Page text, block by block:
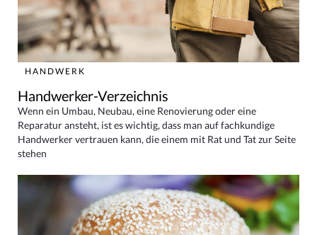
HANDWERK
Handwerker-Verzeichnis
Wenn ein Umbau, Neubau, eine Renovierung oder eine
Reparatur ansteht, ist es wichtig, dass man auf fachkundige
Handwerker vertrauen kann, die einem mit Rat und Tat zur Seite
stehen